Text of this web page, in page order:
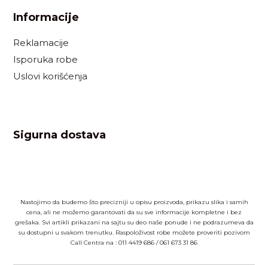
Informacije
Reklamacije
Isporuka robe
Uslovi korišćenja
Sigurna dostava
Nastojimo da budemo što precizniji u opisu proizvoda, prikazu slika i samih
cena, ali ne možemo garantovati da su sve informacije kompletne i bez
grešaka. Svi artikli prikazani na sajtu su deo naše ponude i ne podrazumeva da
su dostupni u svakom trenutku. Raspoloživost robe možete proveriti pozivom
Call Centra na : 011 4419 686 /061 673 31 86